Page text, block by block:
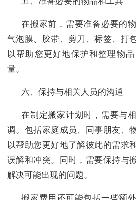
在搬家前，需要准备必要的
气泡膜、胶带、剪刀、标签、打
以帮助您更好地保护和整理物
量。
六、保持与相关人员的沟通
在制定搬家计划时，需要与
调。包括家庭成员、同事朋友、
以帮助您更好地了解彼此的需求
误解和冲突。同时，需要保持与
解决可能出现的问题。
搬家费用还可能包括一些额